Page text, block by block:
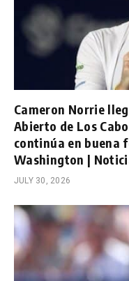
Cameron Norrie
Abierto de Los
continúa en buena
Washington |
JULY 30, 2026